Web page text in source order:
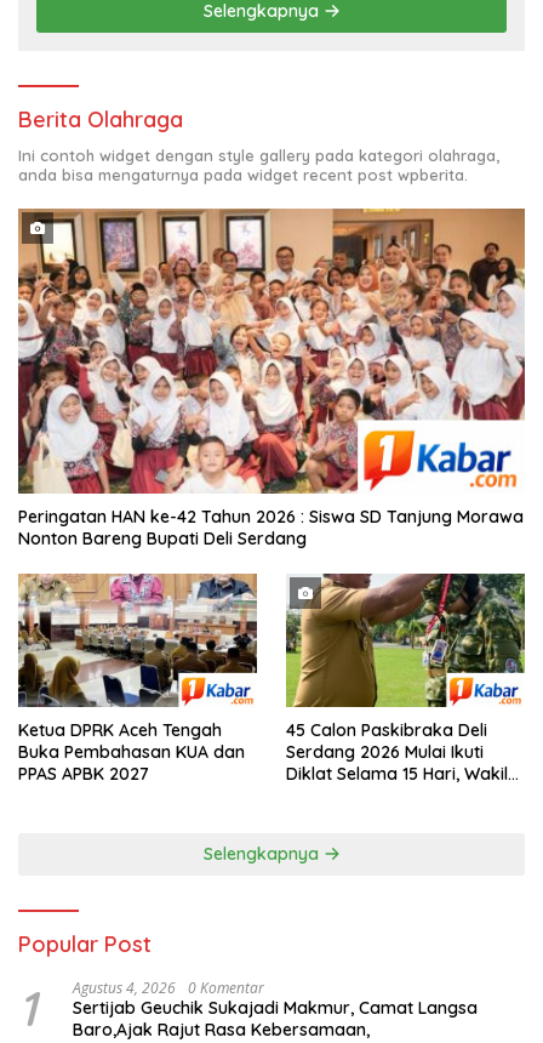
Selengkapnya
Berita Olahraga
Ini contoh widget dengan style gallery pada kategori olahraga,
anda bisa mengaturnya pada widget recent post wpberita.
Peringatan HAN ke-42 Tahun 2026 : Siswa SD Tanjung Morawa
Nonton Bareng Bupati Deli Serdang
Ketua DPRK Aceh Tengah
Buka Pembahasan KUA dan
PPAS APBK 2027
45 Calon Paskibraka Deli
Serdang 2026 Mulai Ikuti
Diklat Selama 15 Hari, Wakil
Selengkapnya
Popular Post
1 Agustus 4, 2026 0 Komentar
Sertijab Geuchik Sukajadi Makmur, Camat Langsa
Baro,Ajak Rajut Rasa Kebersamaan,